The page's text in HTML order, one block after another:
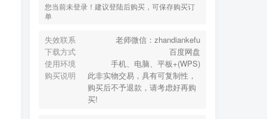
您当前未登录！建议登陆后购买，可保存购买订
单
失效联系
老师微信：zhandiankefu
下载方式
百度网盘
使用环境
手机、电脑、平板+(WPS)
购买说明
此非实物交易，具有可复制性，
购买后不予退款，请考虑好再购
买!